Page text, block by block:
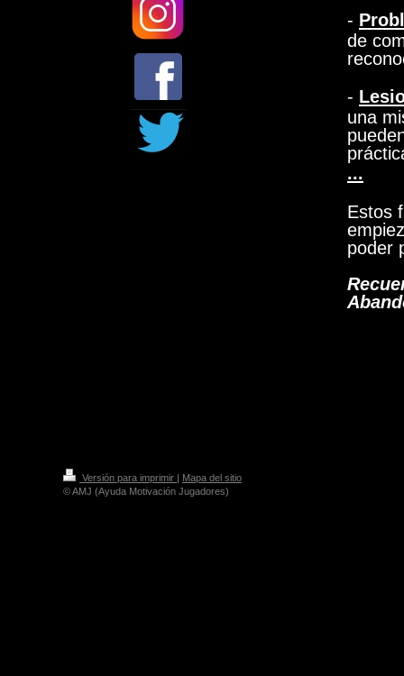
-
de
-
una
...
Estos
poder
Versión para imprimir | Mapa del sitio
© AMJ (Ayuda Motivación Jugadores)